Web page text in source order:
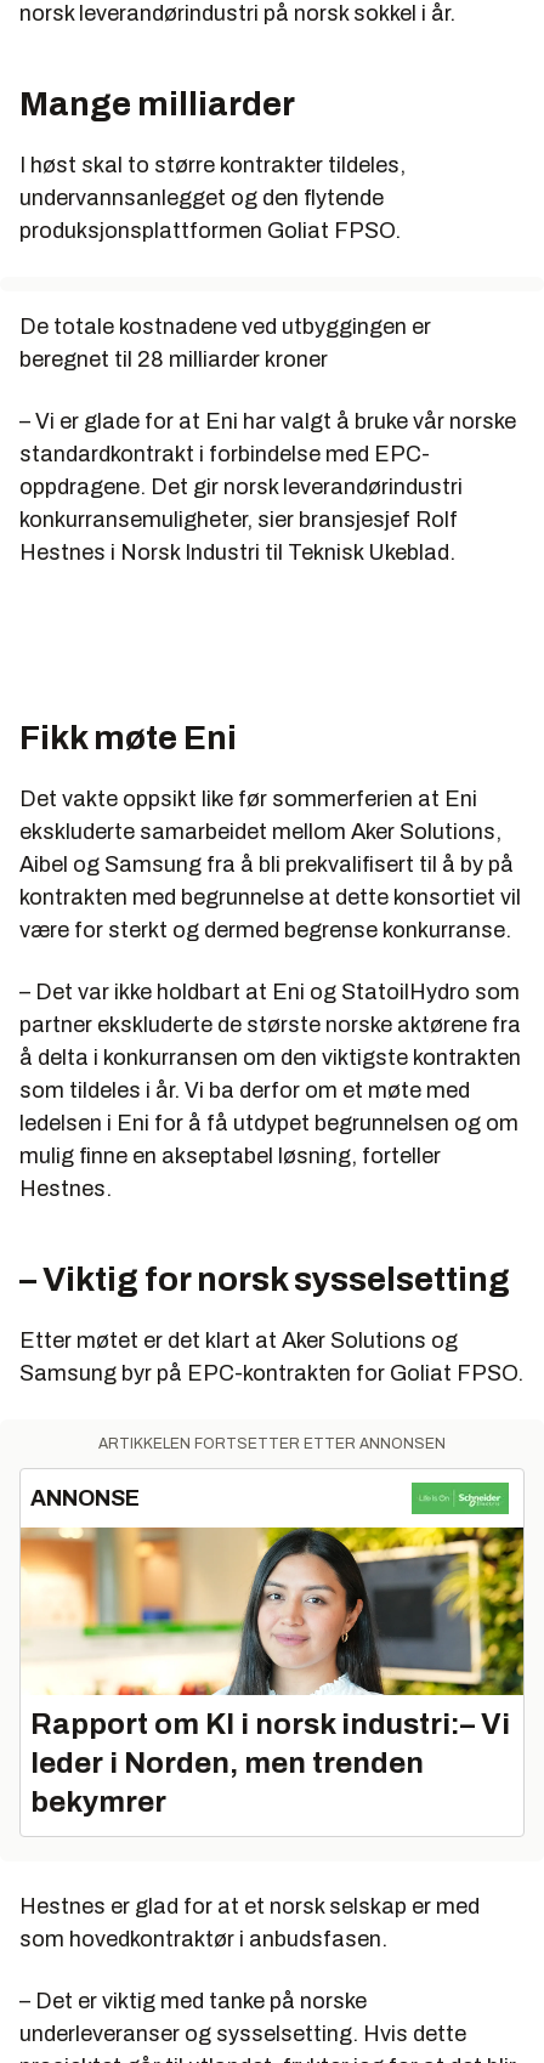
norsk leverandørindustri på norsk sokkel i år.
Mange milliarder
I høst skal to større kontrakter tildeles,
undervannsanlegget og den flytende
produksjonsplattformen Goliat FPSO.
De totale kostnadene ved utbyggingen er
beregnet til 28 milliarder kroner
– Vi er glade for at Eni har valgt å bruke vår norske
standardkontrakt i forbindelse med EPC-
oppdragene. Det gir norsk leverandørindustri
konkurransemuligheter, sier bransjesjef Rolf
Hestnes i Norsk Industri til Teknisk Ukeblad.
Fikk møte Eni
Det vakte oppsikt like før sommerferien at Eni
ekskluderte samarbeidet mellom Aker Solutions,
Aibel og Samsung fra å bli prekvalifisert til å by på
kontrakten med begrunnelse at dette konsortiet vil
være for sterkt og dermed begrense konkurranse.
– Det var ikke holdbart at Eni og StatoilHydro som
partner ekskluderte de største norske aktørene fra
å delta i konkurransen om den viktigste kontrakten
som tildeles i år. Vi ba derfor om et møte med
ledelsen i Eni for å få utdypet begrunnelsen og om
mulig finne en akseptabel løsning, forteller
Hestnes.
– Viktig for norsk sysselsetting
Etter møtet er det klart at Aker Solutions og
Samsung byr på EPC-kontrakten for Goliat FPSO.
ARTIKKELEN FORTSETTER ETTER ANNONSEN
ANNONSE
Rapport om KI i norsk industri:– Vi
leder i Norden, men trenden
bekymrer
Hestnes er glad for at et norsk selskap er med
som hovedkontraktør i anbudsfasen.
– Det er viktig med tanke på norske
underleveranser og sysselsetting. Hvis dette